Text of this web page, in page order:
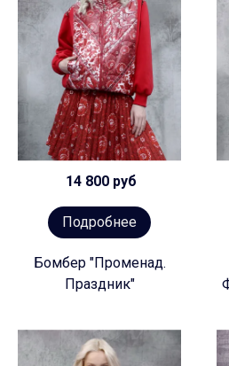
14 800 руб
Подробнее
Бомбер "Променад.
Праздник"